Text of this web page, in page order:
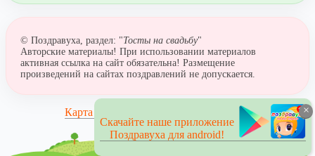
© Поздравуха, раздел: "Тосты на свадьбу"
Авторские материалы! При использовании материалов
активная ссылка на сайт обязательна! Размещение
произведений на сайтах поздравлений не допускается.
Карта сайта
×
Скачайте наше приложение
Поздравуха для android!